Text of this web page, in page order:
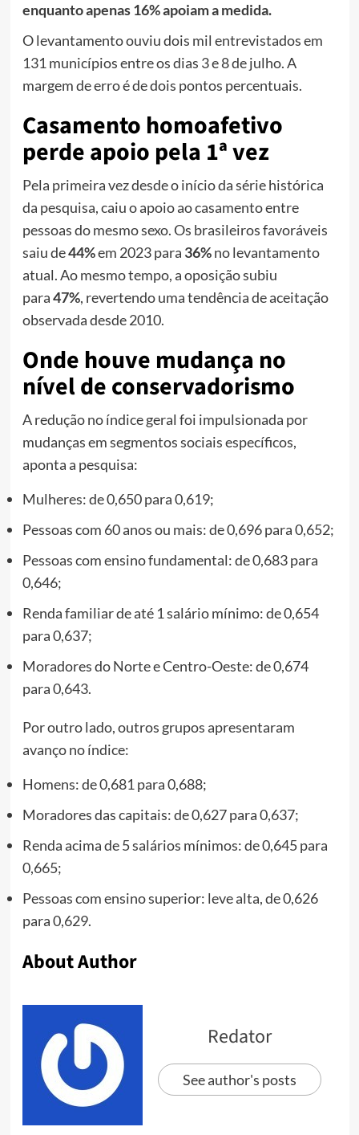
enquanto apenas 16% apoiam a medida.
O levantamento ouviu dois mil entrevistados em
131 municípios entre os dias 3 e 8 de julho. A
margem de erro é de dois pontos percentuais.
Casamento homoafetivo
perde apoio pela 1ª vez
Pela primeira vez desde o início da série histórica
da pesquisa, caiu o apoio ao casamento entre
pessoas do mesmo sexo. Os brasileiros favoráveis
saiu de44%em 2023 para 36%no levantamento
atual. Ao mesmo tempo, a oposição subiu
para47%, revertendo uma tendência de aceitação
observada desde 2010.
Onde houve mudança no
nível de conservadorismo
A redução no índice geral foi impulsionada por
mudanças em segmentos sociais específicos,
aponta a pesquisa:
Mulheres: de 0,650 para 0,619;
Pessoas com 60 anos ou mais: de 0,696 para 0,652;
Pessoas com ensino fundamental: de 0,683 para
0,646;
Renda familiar de até 1 salário mínimo: de 0,654
para 0,637;
Moradores do Norte e Centro-Oeste: de 0,674
para 0,643.
Por outro lado, outros grupos apresentaram
avanço no índice:
Homens: de 0,681 para 0,688;
Moradores das capitais: de 0,627 para 0,637;
Renda acima de 5 salários mínimos: de 0,645 para
0,665;
Pessoas com ensino superior: leve alta, de 0,626
para 0,629.
About Author
Redator
See author's posts